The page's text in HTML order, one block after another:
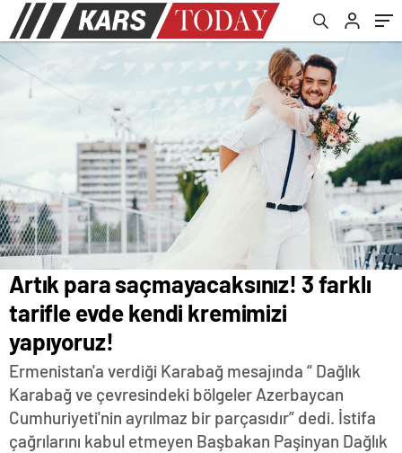
Artık para saçmayacaksınız! 3 farklı
tarifle evde kendi kremimizi
yapıyoruz!
Ermenistan'a verdiği Karabağ mesajında “ Dağlık
Karabağ ve çevresindeki bölgeler Azerbaycan
Cumhuriyeti'nin ayrılmaz bir parçasıdır” dedi. İstifa
çağrılarını kabul etmeyen Başbakan Paşinyan Dağlık